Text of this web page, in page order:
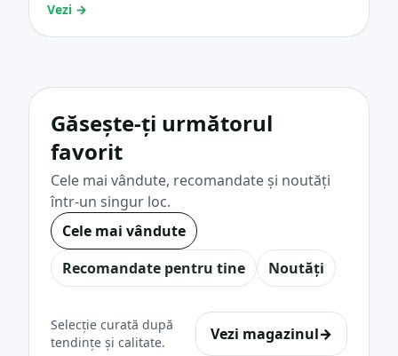
Vezi →
Găsește-ți următorul
favorit
Cele mai vândute, recomandate și noutăți
într-un singur loc.
Cele mai vândute
Recomandate pentru tine
Noutăți
Selecție curată după
tendințe și calitate.
Vezi magazinul→